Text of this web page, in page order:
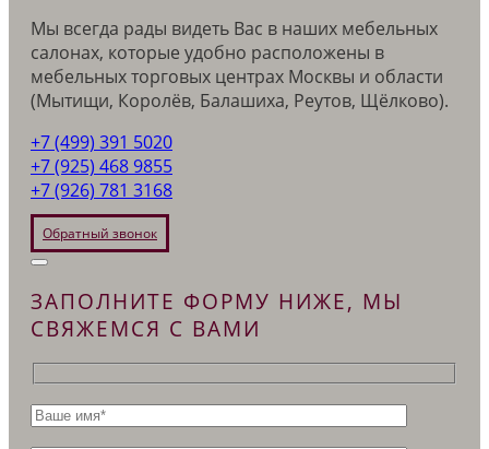
Мы всегда рады видеть Вас в наших мебельных
салонах, которые удобно расположены в
мебельных торговых центрах Москвы и области
(Мытищи, Королёв, Балашиха, Реутов, Щёлково).
+7 (499) 391 5020
+7 (925) 468 9855
+7 (926) 781 3168
Обратный звонок
ЗАПОЛНИТЕ ФОРМУ НИЖЕ, МЫ
СВЯЖЕМСЯ С ВАМИ